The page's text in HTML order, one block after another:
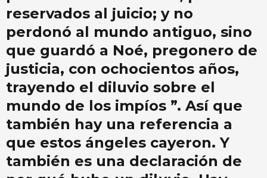
reservados al juicio; y no
perdonó al mundo antiguo, sino
que guardó a Noé, pregonero de
justicia, con ochocientos años,
trayendo el diluvio sobre el
mundo de los impíos ”. Así que
también hay una referencia a
que estos ángeles cayeron. Y
también es una declaración de